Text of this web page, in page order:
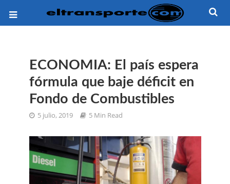
ECONOMIA: El país espera
fórmula que baje déficit en
Fondo de Combustibles
5 julio, 2019 5 Min Read